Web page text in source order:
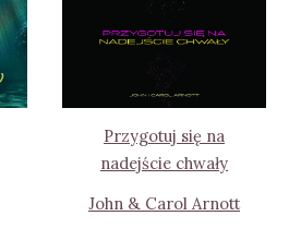
Przygotuj się na
nadejście chwały
John & Carol Arnott